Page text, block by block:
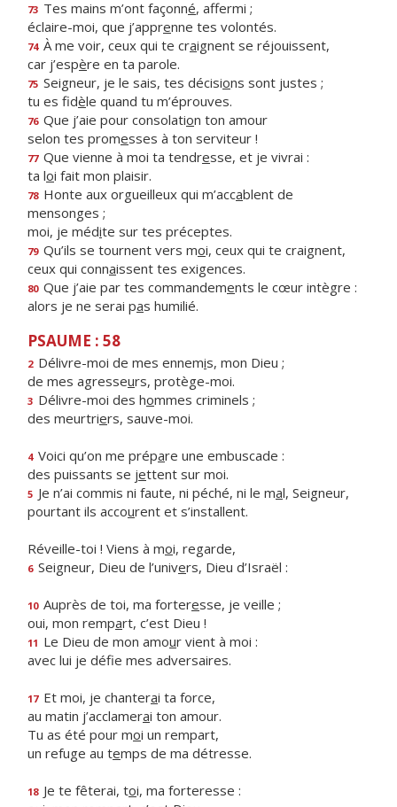
73 Tes mains m’ont façonné, affermi ;
éclaire-moi, que j’apprenne tes volontés.
74 À me voir, ceux qui te craignent se réjouissent,
car j’espère en ta parole.
75 Seigneur, je le sais, tes décisions sont justes ;
tu es fidèle quand tu m’éprouves.
76 Que j’aie pour consolation ton amour
selon tes promesses à ton serviteur !
77 Que vienne à moi ta tendresse, et je vivrai :
ta loi fait mon plaisir.
78 Honte aux orgueilleux qui m’accablent de
mensonges ;
moi, je médite sur tes préceptes.
79 Qu’ils se tournent vers moi, ceux qui te craignent,
ceux qui connaissent tes exigences.
80 Que j’aie par tes commandements le cœur intègre :
alors je ne serai pas humilié.
PSAUME : 58
2 Délivre-moi de mes ennemis, mon Dieu ;
de mes agresseurs, protège-moi.
3 Délivre-moi des hommes criminels ;
des meurtriers, sauve-moi.
4 Voici qu’on me prépare une embuscade :
des puissants se jettent sur moi.
5 Je n’ai commis ni faute, ni péché, ni le mal, Seigneur,
pourtant ils accourent et s’installent.
Réveille-toi ! Viens à moi, regarde,
6 Seigneur, Dieu de l’univers, Dieu d’Israël :
10 Auprès de toi, ma forteresse, je veille ;
oui, mon rempart, c’est Dieu !
11 Le Dieu de mon amour vient à moi :
avec lui je défe mes adversaires.
17 Et moi, je chanterai ta force,
au matin j’acclamerai ton amour.
Tu as été pour moi un rempart,
un refuge au temps de ma détresse.
18 Je te fêterai, toi, ma forteresse :